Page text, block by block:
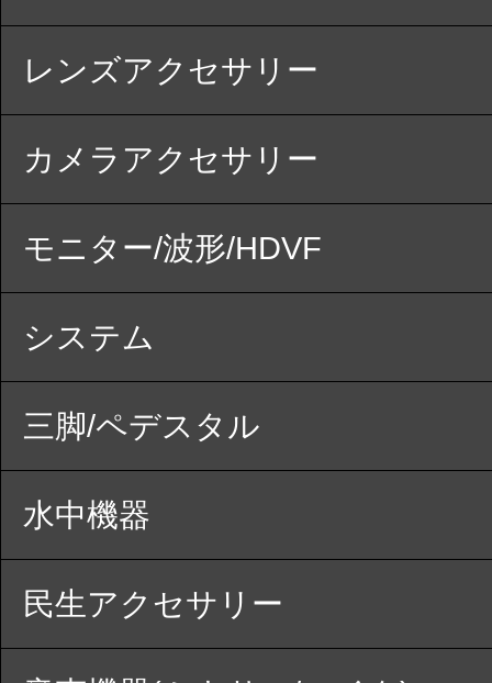
レンズアクセサリー
カメラアクセサリー
モニター/波形/HDVF
システム
三脚/ペデスタル
水中機器
民生アクセサリー